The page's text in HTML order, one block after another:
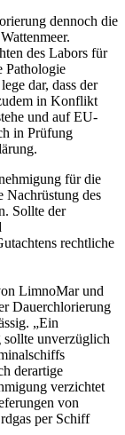
dennoch die
des Labors für
Pathologie
dar, dass der
in Konflikt
und auf EU-
in Prüfung
für die
Nachrüstung des
Sollte der
rechtliche
LimnoMar und
Dauerchlorierung
„Ein
unverzüglich
derartige
verzichtet
von
per Schiff